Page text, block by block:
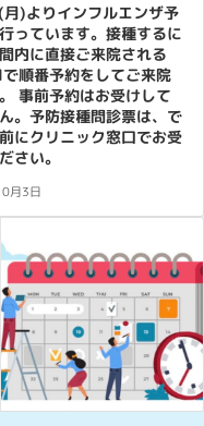
)よりインフルエンザ予
っています。接種するに
内に直接ご来院される
順番予約をしてご来院
事前予約はお受けして
。予防接種問診票は、で
にクリニック窓口でお受
さい。
月3日